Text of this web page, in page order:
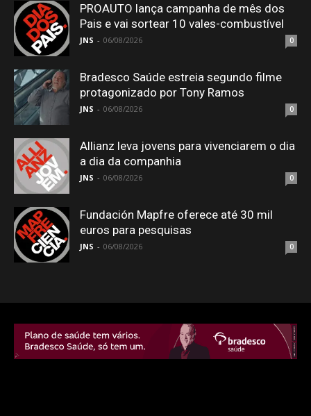
PROAUTO lança campanha de mês dos
Pais e vai sortear 10 vales-combustível
JNS - 06/08/2026 0
Bradesco Saúde estreia segundo filme
protagonizado por Tony Ramos
JNS - 06/08/2026 0
Allianz leva jovens para vivenciarem o dia
a dia da companhia
JNS - 06/08/2026 0
Fundación Mapfre oferece até 30 mil
euros para pesquisas
JNS - 06/08/2026 0